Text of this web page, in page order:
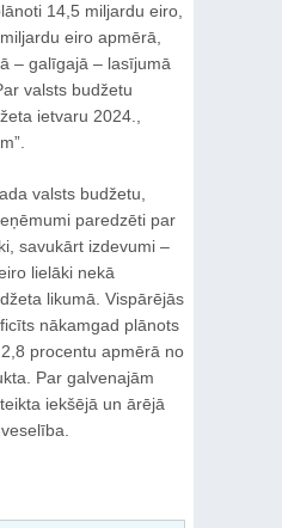
14,5 miljardu eiro,
eiro apmērā,
– galīgajā – lasījumā
valsts budžetu
ietvaru 2024.,
valsts budžetu,
paredzēti par
savukārt izdevumi –
lielāki nekā
likumā. Vispārējās
nākamgad plānots
procentu apmērā no
Par galvenajām
iekšējā un ārējā